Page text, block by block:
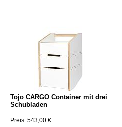
Tojo CARGO Container mit drei
Schubladen
Preis: 543,00 €